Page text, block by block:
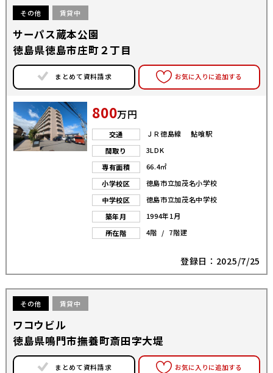
その他 賃貸中
サーパス蔵本公園
徳島県徳島市庄町２丁目
まとめて資料請求 お気に入りに追加する
800万円
交通
ＪＲ徳島線 鮎喰駅
間取り
3LDK
専有面積
66.4㎡
小学校区
徳島市立加茂名小学校
中学校区
徳島市立加茂名中学校
築年月
1994年1月
所在階
4階 / 7階建
登録日：2025/7/25
その他 賃貸中
ワコウビル
徳島県鳴門市撫養町斎田字大堤
まとめて資料請求 お気に入りに追加する